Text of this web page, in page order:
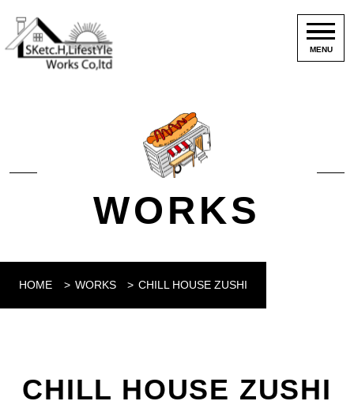
MENU
WORKS
HOME WORKS CHILL HOUSE ZUSHI
CHILL HOUSE ZUSHI